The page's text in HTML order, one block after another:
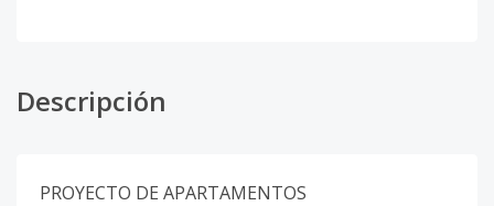
Descripción
PROYECTO DE APARTAMENTOS